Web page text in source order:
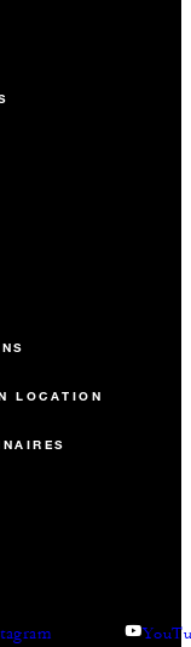
LOCATION